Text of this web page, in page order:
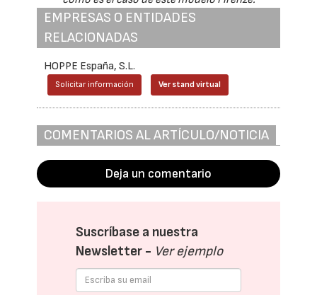
EMPRESAS O ENTIDADES
RELACIONADAS
HOPPE España, S.L.
Solicitar información Ver stand virtual
COMENTARIOS AL ARTÍCULO/NOTICIA
Deja un comentario
Suscríbase a nuestra
Newsletter - Ver ejemplo